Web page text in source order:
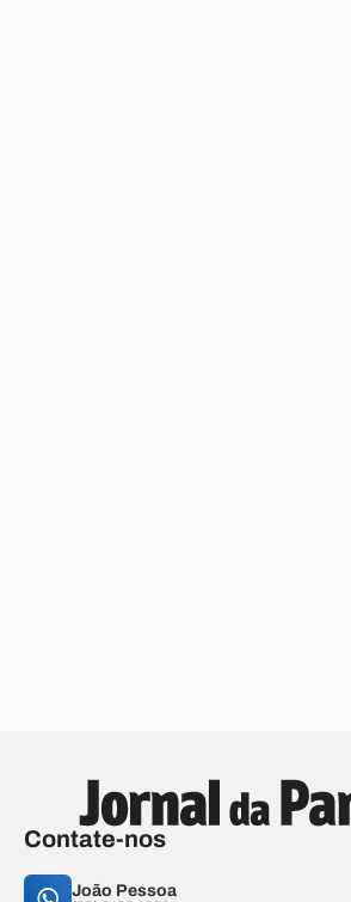
Contate-nos
João Pessoa